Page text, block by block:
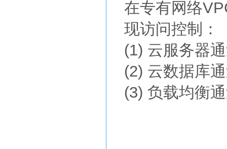
在专有网络
现访问控制：
(1) 云服务器
(2) 云数据库
(3) 负载均衡